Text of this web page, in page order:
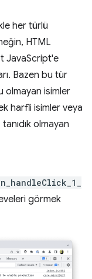
her türlü
HTML
JavaScript'e
Bazen bu tür
olmayan isimler
harfli isimler veya
tanıdık olmayan
görmek